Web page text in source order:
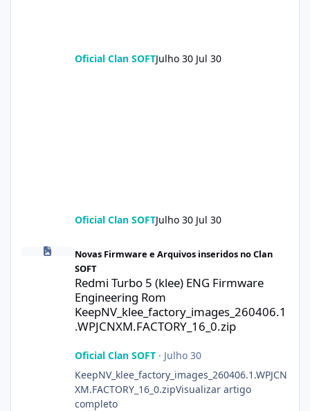
Oficial Clan SOFTJulho 30 Jul 30
Oficial Clan SOFTJulho 30 Jul 30
Novas Firmware e Arquivos inseridos no Clan
SOFT
Redmi Turbo 5 (klee) ENG Firmware
Engineering Rom
KeepNV_klee_factory_images_260406.1
.WPJCNXM.FACTORY_16_0.zip
Oficial Clan SOFT· Julho 30
KeepNV_klee_factory_images_260406.1.WPJCN
XM.FACTORY_16_0.zipVisualizar artigo
completo